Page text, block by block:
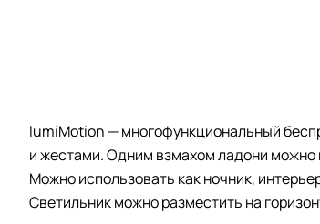
lumiMotion — многофункциональный
и жестами. Одним взмахом ладони можно
Можно использовать как ночник,
Светильник можно разместить на